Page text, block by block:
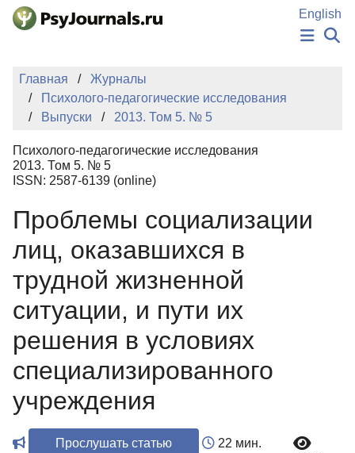
Перейти к основному содержанию
English
НОВОСТИ
АВТОРЫ
КЛЮЧЕВЫЕ СЛОВА
Регистрация
Главная
Журналы
Психолого-педагогические исследования
Выпуски
2013. Том 5. № 5
Психолого-педагогические исследования
2013. Том 5. № 5
ISSN: 2587-6139 (online)
Проблемы социализации
лиц, оказавшихся в
трудной жизненной
ситуации, и пути их
решения в условиях
специализированного
учреждения
Прослушать статью
22 мин.